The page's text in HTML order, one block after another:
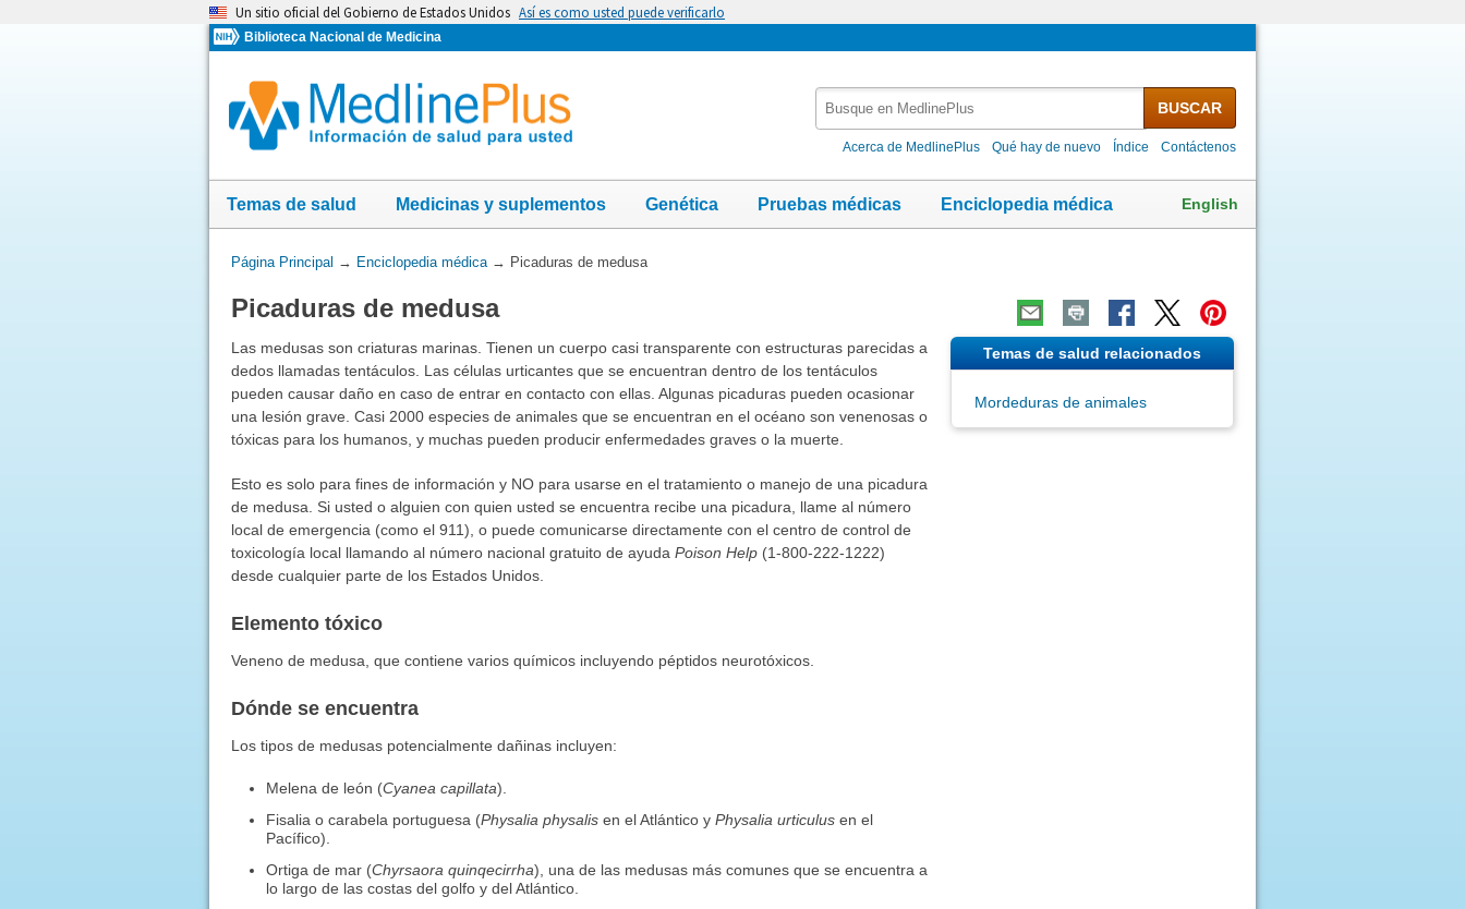
Un sitio oficial del Gobierno de Estados Unidos Así es como usted puede verificarlo
Biblioteca Nacional de Medicina
MedlinePlus
BUSCAR
Acerca de MedlinePlus Qué hay de nuevo Índice Contáctenos
Temas de salud Medicinas y suplementos Genética Pruebas médicas Enciclopedia médica English
Usted
aquí:
Página Principal → Enciclopedia médica→ Picaduras de medusa
Picaduras de medusa
Las medusas son criaturas marinas. Tienen un cuerpo casi transparente con estructuras parecidas a
dedos llamadas tentáculos. Las células urticantes que se encuentran dentro de los tentáculos
pueden causar daño en caso de entrar en contacto con ellas. Algunas picaduras pueden ocasionar
una lesión grave. Casi 2000 especies de animales que se encuentran en el océano son venenosas o
tóxicas para los humanos, y muchas pueden producir enfermedades graves o la muerte.
Esto es solo para fines de información y NO para usarse en el tratamiento o manejo de una picadura
de medusa. Si usted o alguien con quien usted se encuentra recibe una picadura, llame al número
local de emergencia (como el 911), o puede comunicarse directamente con el centro de control de
toxicología local llamando al número nacional gratuito de ayuda Poison Help(1-800-222-1222)
desde cualquier parte de los Estados Unidos.
Elemento tóxico
Veneno de medusa, que contiene varios químicos incluyendo péptidos neurotóxicos.
Dónde se encuentra
Los tipos de medusas potencialmente dañinas incluyen:
Melena de león (Cyanea capillata).
Fisalia o carabela portuguesa (Physalia physalis en el Atlántico yPhysalia urticulus en el
Pacífico).
Ortiga de mar (Chyrsaora quinqecirrha), una de las medusas más comunes que se encuentra a
lo largo de las costas del golfo y del Atlántico.
Temas de salud relacionados
Mordeduras de animales